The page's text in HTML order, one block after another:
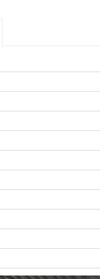
له تأثير علاجي
ويعتبر الجمع
لكلا العقارين.